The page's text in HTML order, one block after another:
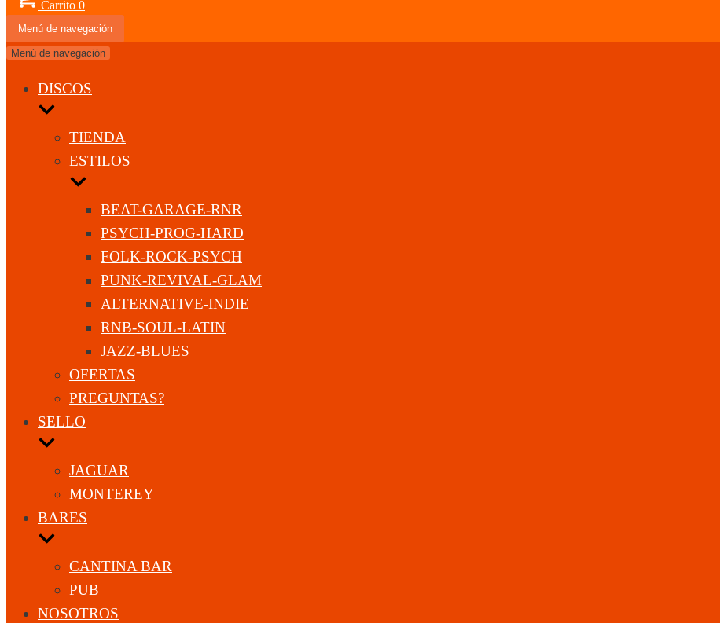
Carrito 0
Menú de navegación
Menú de navegación
DISCOS
TIENDA
ESTILOS
BEAT-GARAGE-RNR
PSYCH-PROG-HARD
FOLK-ROCK-PSYCH
PUNK-REVIVAL-GLAM
ALTERNATIVE-INDIE
RNB-SOUL-LATIN
JAZZ-BLUES
OFERTAS
PREGUNTAS?
SELLO
JAGUAR
MONTEREY
BARES
CANTINA BAR
PUB
NOSOTROS